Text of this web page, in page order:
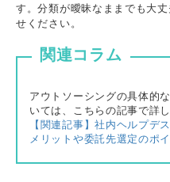
す。分類が曖昧なままでも大
せください。
関連コラム
アウトソーシングの具体的
いては、こちらの記事で詳
【関連記事】社内ヘルプデ
メリットや委託先選定のポ